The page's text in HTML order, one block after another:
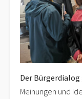
Der
Meinungen und